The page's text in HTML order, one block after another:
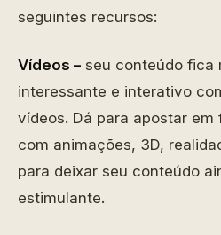
seguintes recursos:
Vídeos – seu conteúdo fica
interessante e interativo
vídeos. Dá para apostar
com animações, 3D,
para deixar seu conteúdo
estimulante.